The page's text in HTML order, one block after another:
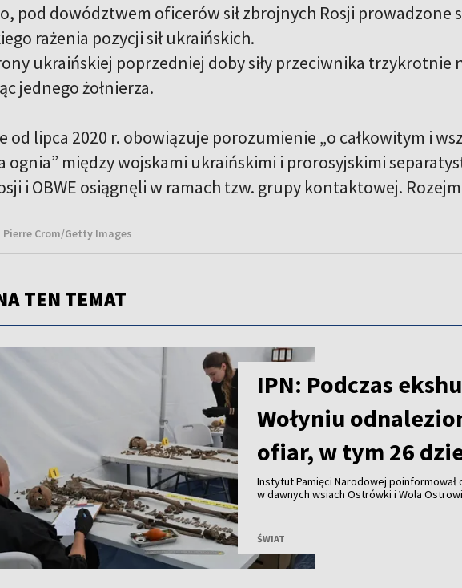
pod dowództwem oficerów sił zbrojnych Rosji prowadzone
rażenia pozycji sił ukraińskich.
ukraińskiej poprzedniej doby siły przeciwnika trzykrotnie
jednego żołnierza.
od lipca 2020 r. obowiązuje porozumienie „o całkowitym i
ognia” między wojskami ukraińskimi i prorosyjskimi
i OBWE osiągnęli w ramach tzw. grupy kontaktowej.
Pierre Crom/Getty Images
TEN TEMAT
IPN: Podczas
Wołyniu
ofiar, w tym 26
Instytut Pamięci Narodowej
w dawnych wsiach Ostrówki i Wola
ŚWIAT